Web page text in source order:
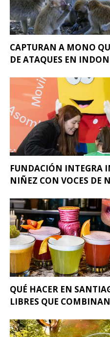
CAPTURAN A MONO
DE ATAQUES EN
FUNDACIÓN INTEGRA
NIÑEZ CON VOCES DE
QUÉ HACER EN
LIBRES QUE